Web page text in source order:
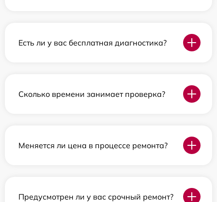
Есть ли у вас бесплатная диагностика?
Сколько времени занимает проверка?
Меняется ли цена в процессе ремонта?
Предусмотрен ли у вас срочный ремонт?